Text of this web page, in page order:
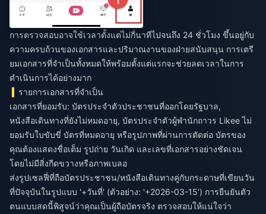
การตรวจสอบอาจใช้เวลาตั้งแต่ไม่กี่นาทีไปจนถึง 24 ชั่วโมง ขึ้นอยู่กับ
ความครบถ้วนของเอกสารและปริมาณงานของฝ่ายสนับสนุน การเตรี
ยมเอกสารที่จำเป็นทั้งหมดให้พร้อมตั้งแต่แรกจะช่วยลดเวลาในการ
ดำเนินการได้อย่างมาก
รายการเอกสารที่จำเป็น
เอกสารที่ยอมรับ: บัตรประจำตัวประชาชนที่ออกโดยรัฐบาล,
หนังสือเดินทางที่ยังไม่หมดอายุ, บัตรประจำตัวผู้พำนักถาวร Likee ไม่
ยอมรับใบขับขี่ บัตรที่หมดอายุ หรือรูปภาพที่ผ่านการตัดต่อ บัตรของ
คุณต้องแสดงชื่อเต็ม รูปถ่าย วันเกิด และเลขที่เอกสารอย่างชัดเจน
โดยไม่มีสิ่งกีดขวางหรือภาพเบลอ
ส่งรูปเซลฟี่ที่ถือบัตรประชาชน/หนังสือเดินทางคู่กับกระดาษที่เขียนวัน
ที่ปัจจุบันในรูปแบบ '+วันที่' (ตัวอย่าง: '+2026-03-15') การยืนยันตัว
ตนแบบสดนี้พิสูจน์ว่าคุณเป็นผู้ถือบัตรจริง ตรวจสอบให้แน่ใจว่า